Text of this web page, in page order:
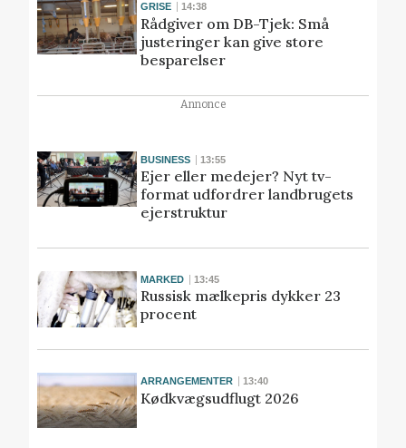
GRISE 14:38
Rådgiver om DB-Tjek: Små
justeringer kan give store
besparelser
Annonce
BUSINESS 13:55
Ejer eller medejer? Nyt tv-
format udfordrer landbrugets
ejerstruktur
MARKED 13:45
Russisk mælkepris dykker 23
procent
ARRANGEMENTER 13:40
Kødkvægsudflugt 2026